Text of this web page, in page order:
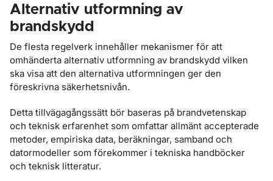
Alternativ utformning av
brandskydd
De flesta regelverk innehåller mekanismer för att
omhänderta alternativ utformning av brandskydd vilken
ska visa att den alternativa utformningen ger den
föreskrivna säkerhetsnivån.
Detta tillvägagångssätt bör baseras på brandvetenskap
och teknisk erfarenhet som omfattar allmänt accepterade
metoder, empiriska data, beräkningar, samband och
datormodeller som förekommer i tekniska handböcker
och teknisk litteratur.